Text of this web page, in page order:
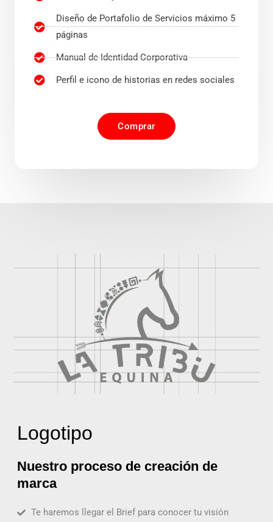
Diseño de Portafolio de Servicios máximo 5
páginas
Manual de Identidad Corporativa
Perfil e icono de historias en redes sociales
Comprar
Logotipo
Nuestro proceso de creación de
marca
Te haremos llegar el Brief para conocer tu visión